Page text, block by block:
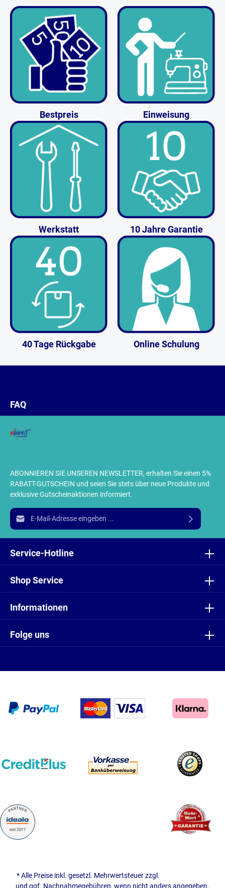
Bestpreis Einweisung
Werkstatt 10 Jahre Garantie
40 Tage Rückgabe Online Schulung
ABONNIEREN SIE UNSEREN NEWSLETTER, erhalten Sie einen 5%
RABATT-GUTSCHEIN und seien Sie stets über neue Produkte und
exklusive Gutscheinaktionen informiert.
E-Mail-Adresse*
Ich habe dieDatenschutzbestimmungenzur Kenntnis
einverstanden.
Folge uns
Service-Hotline
Shop Service
Informationen
FAQ
* Alle Preise inkl. gesetzl. Mehrwertsteuer zzgl.
und ggf. Nachnahmegebühren, wenn nicht anders angegeben.